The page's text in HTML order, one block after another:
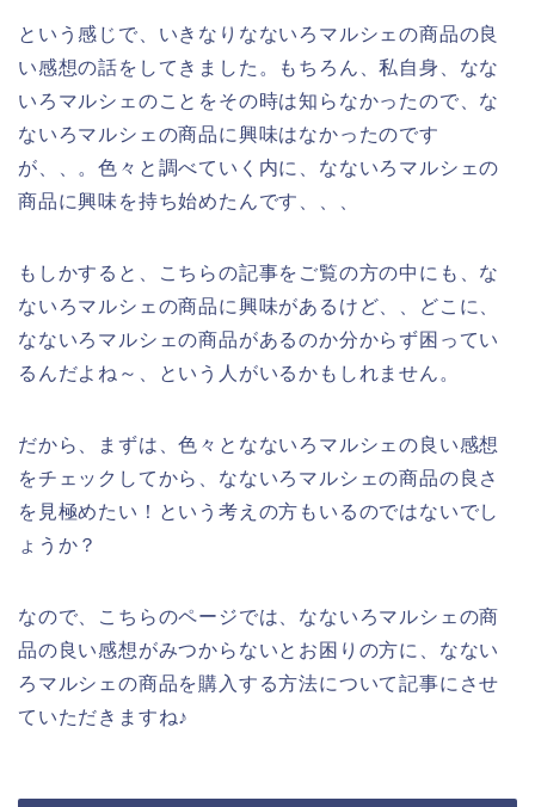
という感じで、いきなりなないろマルシェの商品の良
い感想の話をしてきました。もちろん、私自身、なな
いろマルシェのことをその時は知らなかったので、な
ないろマルシェの商品に興味はなかったのです
が、、。色々と調べていく内に、なないろマルシェの
商品に興味を持ち始めたんです、、、
もしかすると、こちらの記事をご覧の方の中にも、な
ないろマルシェの商品に興味があるけど、、どこに、
なないろマルシェの商品があるのか分からず困ってい
るんだよね～、という人がいるかもしれません。
だから、まずは、色々となないろマルシェの良い感想
をチェックしてから、なないろマルシェの商品の良さ
を見極めたい！という考えの方もいるのではないでし
ょうか？
なので、こちらのページでは、なないろマルシェの商
品の良い感想がみつからないとお困りの方に、なない
ろマルシェの商品を購入する方法について記事にさせ
ていただきますね♪